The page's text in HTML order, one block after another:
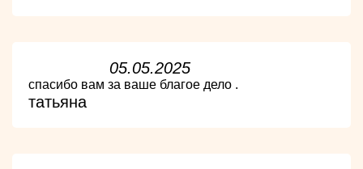
05.05.2025
спасибо вам за ваше благое дело .
татьяна